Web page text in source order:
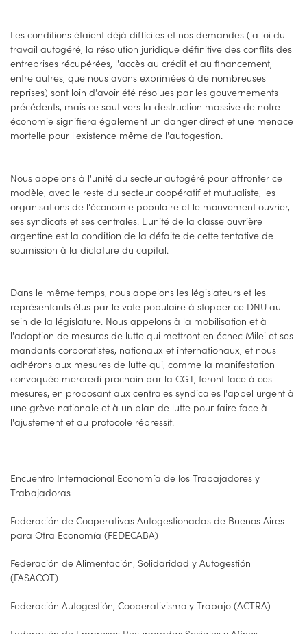
Les conditions étaient déjà difficiles et nos demandes (la loi du
travail autogéré, la résolution juridique définitive des conflits des
entreprises récupérées, l'accès au crédit et au financement,
entre autres, que nous avons exprimées à de nombreuses
reprises) sont loin d'avoir été résolues par les gouvernements
précédents, mais ce saut vers la destruction massive de notre
économie signifiera également un danger direct et une menace
mortelle pour l'existence même de l'autogestion.
Nous appelons à l'unité du secteur autogéré pour affronter ce
modèle, avec le reste du secteur coopératif et mutualiste, les
organisations de l'économie populaire et le mouvement ouvrier,
ses syndicats et ses centrales. L'unité de la classe ouvrière
argentine est la condition de la défaite de cette tentative de
soumission à la dictature du capital.
Dans le même temps, nous appelons les législateurs et les
représentants élus par le vote populaire à stopper ce DNU au
sein de la législature. Nous appelons à la mobilisation et à
l'adoption de mesures de lutte qui mettront en échec Milei et ses
mandants corporatistes, nationaux et internationaux, et nous
adhérons aux mesures de lutte qui, comme la manifestation
convoquée mercredi prochain par la CGT, feront face à ces
mesures, en proposant aux centrales syndicales l'appel urgent à
une grève nationale et à un plan de lutte pour faire face à
l'ajustement et au protocole répressif.
Encuentro Internacional Economía de los Trabajadores y
Trabajadoras
Federación de Cooperativas Autogestionadas de Buenos Aires
para Otra Economía (FEDECABA)
Federación de Alimentación, Solidaridad y Autogestión
(FASACOT)
Federación Autogestión, Cooperativismo y Trabajo (ACTRA)